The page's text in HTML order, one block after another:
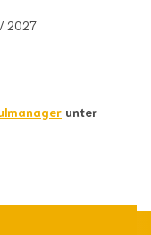
2027
unter